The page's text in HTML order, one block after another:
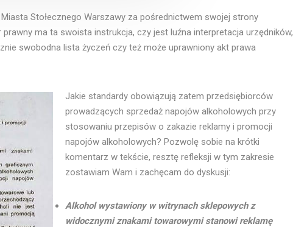
Stołecznego Warszawy za pośrednictwem swojej strony
ma ta swoista instrukcja, czy jest luźna interpretacja urzędników,
swobodna lista życzeń czy też może uprawniony akt prawa
Jakie standardy obowiązują zatem przedsiębiorców
prowadzących sprzedaż napojów alkoholowych przy
stosowaniu przepisów o zakazie reklamy i promocji
napojów alkoholowych? Pozwolę sobie na krótki
komentarz w tekście, resztę refleksji w tym zakresie
zostawiam Wam i zachęcam do dyskusji:
Alkohol wystawiony w witrynach sklepowych z
widocznymi znakami towarowymi stanowi reklamę